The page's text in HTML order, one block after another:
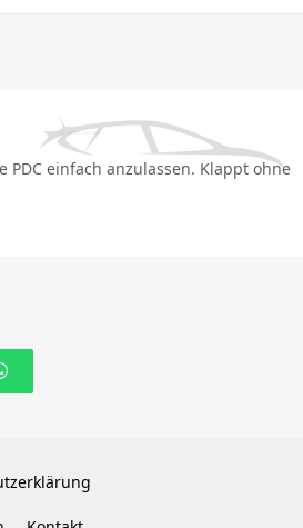
PDC einfach anzulassen. Klappt ohne